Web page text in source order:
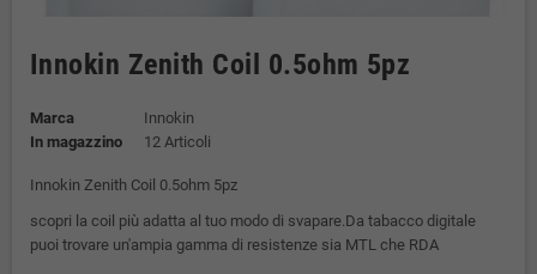
Innokin Zenith Coil 0.5ohm 5pz
Marca
Innokin
In magazzino
12 Articoli
Innokin Zenith Coil 0.5ohm 5pz
scopri la coil più adatta al tuo modo di svapare.Da tabacco digitale
puoi trovare un'ampia gamma di resistenze sia MTL che RDA